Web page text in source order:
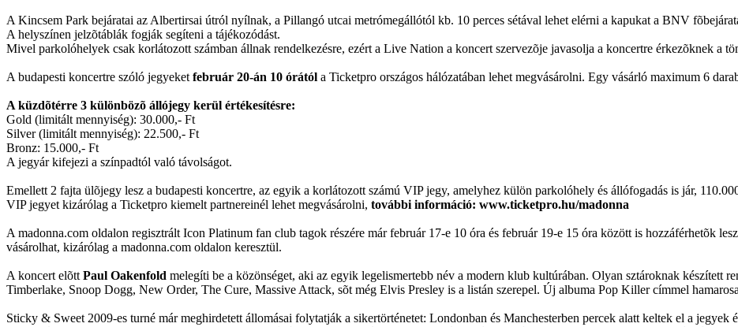
A Kincsem Park bejáratai az Albertirsai útról nyílnak, a Pillangó utcai metrómegállótól kb. 10 perces sétával lehet elérni a kapukat a BNV
A helyszínen jelzõtáblák fogják segíteni a tájékozódást.
Mivel parkolóhelyek csak korlátozott számban állnak rendelkezésre, ezért a Live Nation a koncert szervezõje javasolja a koncertre érkezõknek a
A budapesti koncertre szóló jegyeket február 20-án 10 órától a Ticketpro országos hálózatában lehet megvásárolni. Egy vásárló maximum 6
A küzdõtérre 3 különbözõ állójegy kerül értékesítésre:
Gold (limitált mennyiség): 30.000,- Ft
Silver (limitált mennyiség): 22.500,- Ft
Bronz: 15.000,- Ft
A jegyár kifejezi a színpadtól való távolságot.
Emellett 2 fajta ülõjegy lesz a budapesti koncertre, az egyik a korlátozott számú VIP jegy, amelyhez külön parkolóhely és állófogadás is jár,
VIP jegyet kizárólag a Ticketpro kiemelt partnereinél lehet megvásárolni, további információ: www.ticketpro.hu/madonna
A madonna.com oldalon regisztrált Icon Platinum fan club tagok részére már február 17-e 10 óra és február 19-e 15 óra között is hozzáférhetõk
vásárolhat, kizárólag a madonna.com oldalon keresztül.
A koncert elõtt Paul Oakenfold melegíti be a közönséget, aki az egyik legelismertebb név a modern klub kultúrában. Olyan sztároknak készített
Timberlake, Snoop Dogg, New Order, The Cure, Massive Attack, sõt még Elvis Presley is a listán szerepel. Új albuma Pop Killer címmel
Sticky & Sweet 2009-es turné már meghirdetett állomásai folytatják a sikertörténetet: Londonban és Manchesterben percek alatt keltek el a